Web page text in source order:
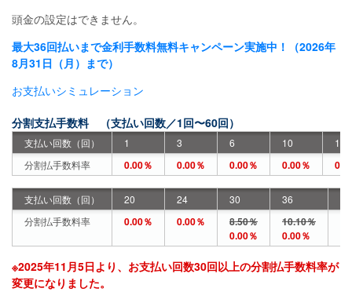
頭金の設定はできません。
最大36回払いまで金利手数料無料キャンペーン実施中！（2026年
8月31日（月）まで）
お支払いシミュレーション
分割支払手数料 （支払い回数／1回〜60回）
支払い回数（回） 1 3 6 10
12
分割払手数料率
0.00％ 0.00％ 0.00％ 0.00％
支払い回数（回） 20 24 30 36
分割払手数料率
0.00％ 0.00％
8.50％
0.00％
10.10％
0.00％
※2025年11月5日より、お支払い回数30回以上の分割払手数料率が
変更になりました。